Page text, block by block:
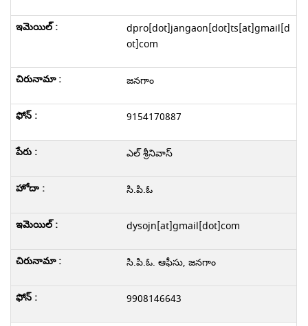
dpro[dot]jangaon[dot]ts[at]gmail[d
ot]com
జనగాం
9154170887
ఎల్ శ్రీనివాస్
సి.పి.ఓ
dysojn[at]gmail[dot]com
సి.పి.ఓ. ఆఫీసు, జనగాం
9908146643